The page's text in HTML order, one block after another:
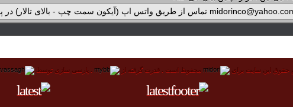
حقوق اين سايت برای محفوظ است . قدرت گرفته از پارسی سازی توسط